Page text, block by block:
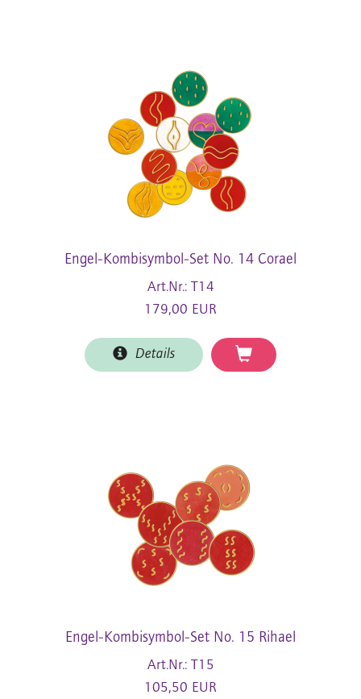
Engel-Kombisymbol-Set No. 14 Corael
Art.Nr.: T14
179,00 EUR
Details
Engel-Kombisymbol-Set No. 15 Rihael
Art.Nr.: T15
105,50 EUR